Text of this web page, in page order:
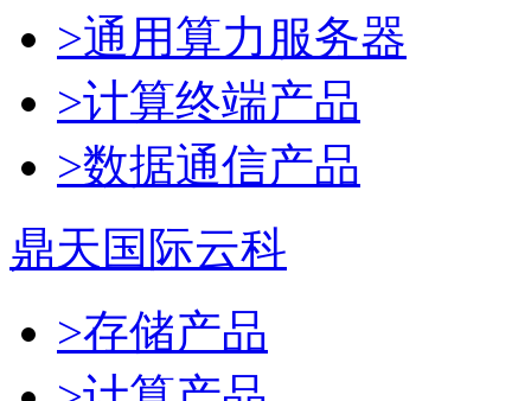
>通用算力服务器
>计算终端产品
>数据通信产品
鼎天国际云科
>存储产品